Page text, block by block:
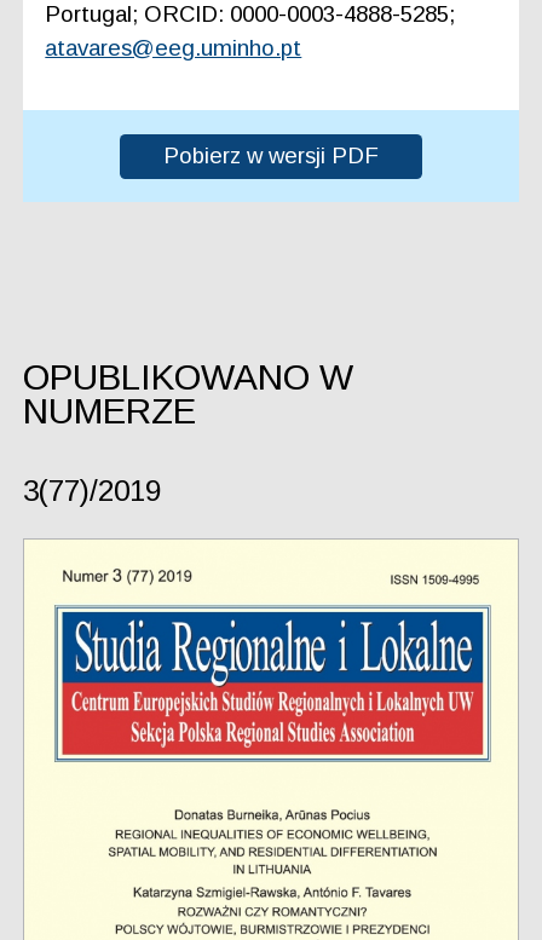
Portugal; ORCID: 0000-0003-4888-5285;
atavares@eeg.uminho.pt
Pobierz w wersji PDF
OPUBLIKOWANO W
NUMERZE
3(77)/2019